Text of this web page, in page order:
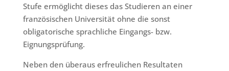
Stufe ermöglicht dieses das Studieren an einer
französischen Universität ohne die sonst
obligatorische sprachliche Eingangs- bzw.
Eignungsprüfung.
Neben den überaus erfreulichen Resultaten